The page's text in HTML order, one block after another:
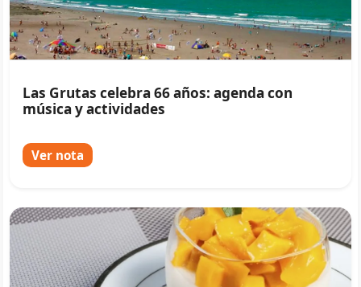
Las Grutas celebra 66 años: agenda con
música y actividades
Ver nota